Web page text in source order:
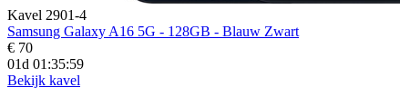
Kavel 2901-4
Samsung Galaxy A16 5G - 128GB - Blauw Zwart
€ 70
01d 01:35:59
Bekijk kavel